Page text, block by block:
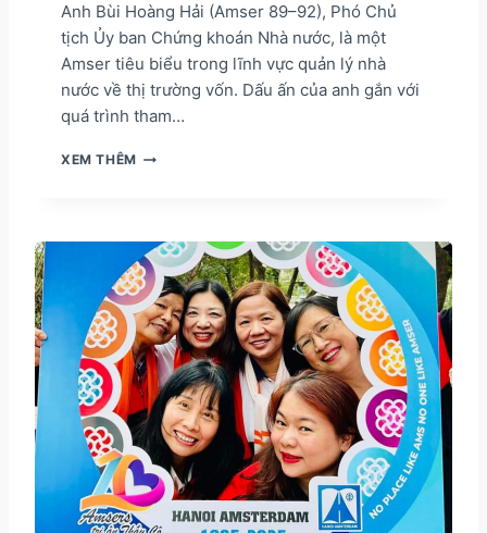
Ệ
T
H
I
Ê
N
H
Ầ
M
V
Ó
C
Q
U
Ố
C
T
Ế
Anh Bùi Hoàng Hải (Amser 89–92), Phó Chủ
tịch Ủy ban Chứng khoán Nhà nước, là một
Amser tiêu biểu trong lĩnh vực quản lý nhà
nước về thị trường vốn. Dấu ấn của anh gắn với
quá trình tham…
XEM THÊMB
O
À
N
G
H
Ả
I
–
D
Ấ
U
Ấ
N
Q
U